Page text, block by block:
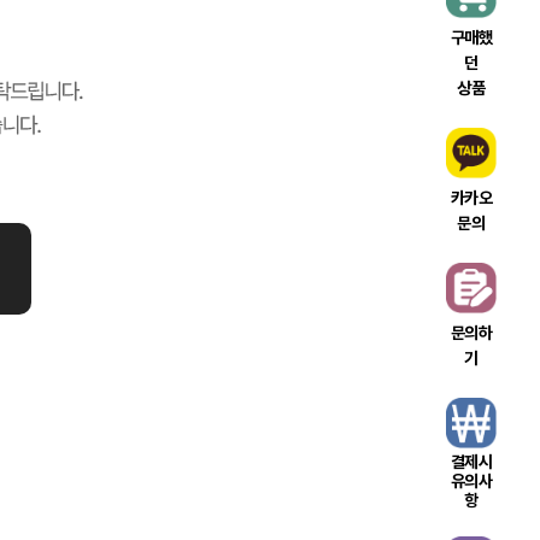
구매했
던
상품
카카오
문의
문의하
기
결제시
유의사
항